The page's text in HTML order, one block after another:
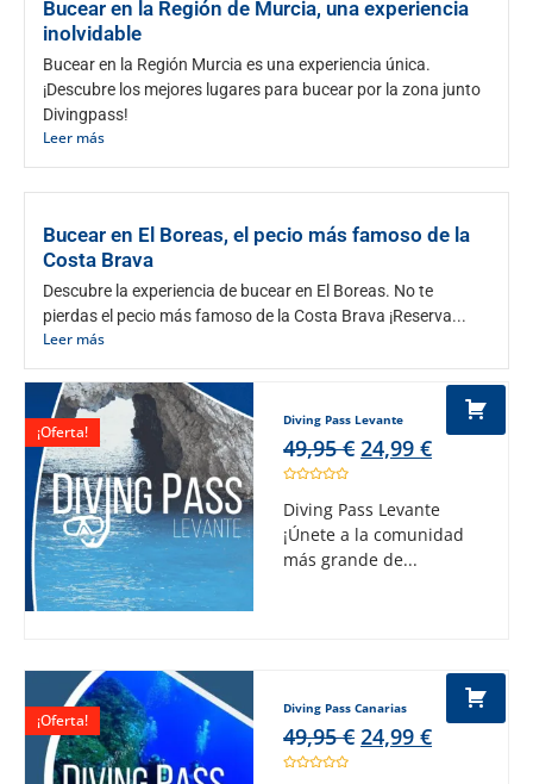
Bucear en la Región de Murcia, una experiencia
inolvidable
Bucear en la Región Murcia es una experiencia única.
¡Descubre los mejores lugares para bucear por la zona junto
Divingpass!
Leer más
Bucear en El Boreas, el pecio más famoso de la
Costa Brava
Descubre la experiencia de bucear en El Boreas. No te
pierdas el pecio más famoso de la Costa Brava ¡Reserva...
Leer más
¡Oferta!
Diving Pass Levante
49,95€ 24,99€
Diving Pass Levante
¡Únete a la comunidad
más grande de...
¡Oferta!
Diving Pass Canarias
49,95€ 24,99€